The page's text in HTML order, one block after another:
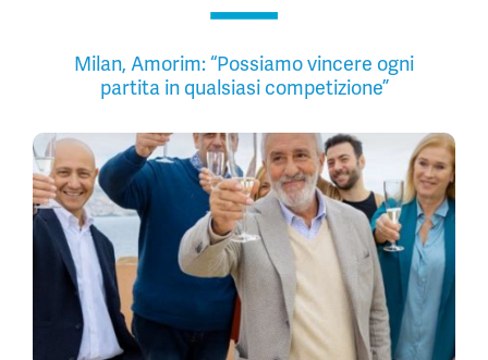
Milan, Amorim: “Possiamo vincere ogni
partita in qualsiasi competizione”